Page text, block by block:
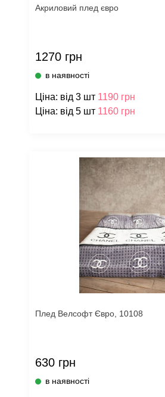
Акриловий плед євро
1270 грн
в наявності
Ціна: від 3 шт 1190 грн
Ціна: від 5 шт 1160 грн
Плед Велсофт Євро, 10108
630 грн
в наявності